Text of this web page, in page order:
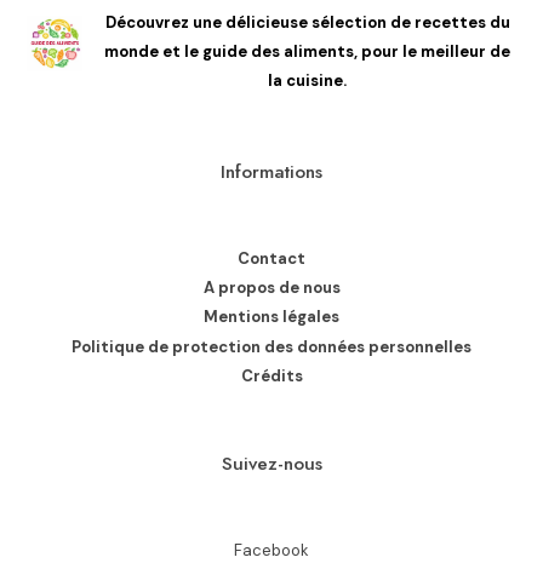
Découvrez une délicieuse sélection de recettes du
monde et le guide des aliments, pour le meilleur de
la cuisine.
Informations
Contact
A propos de nous
Mentions légales
Politique de protection des données personnelles
Crédits
Suivez-nous
Facebook